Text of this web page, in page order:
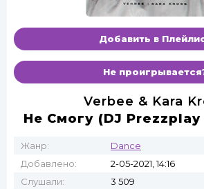
Добавить в
Не
Verbee & Kara
Не Смогу (DJ
Жанр:
Dance
Добавлено:
2-05-2021, 14:16
Слушали:
3 509